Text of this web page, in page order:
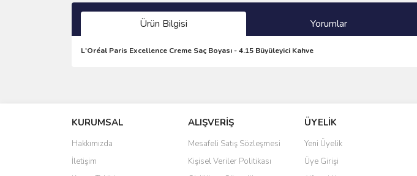
Ürün Bilgisi Yorumlar
L'Oréal Paris Excellence Creme Saç Boyası - 4.15 Büyüleyici Kahve
Ürün resmi kalitesiz, bozuk veya görüntülenemiyor.
Ürün açıklamasında eksik bilgiler bulunuyor.
Ürün bilgilerinde hatalar bulunuyor.
KURUMSAL
Hakkımızda
İletişim
ALIŞVERİŞ
Mesafeli Satış Sözleşmesi
Kişisel Veriler Politikası
ÜYELİK
Yeni Üyelik
Üye Girişi